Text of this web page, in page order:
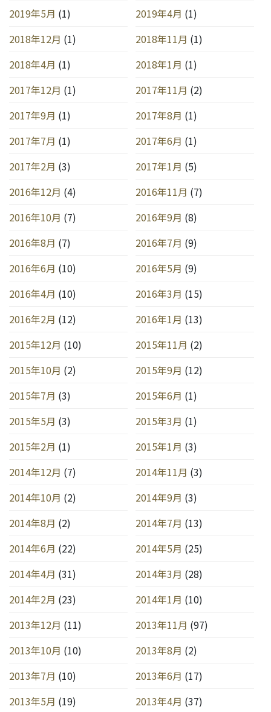
2019年5月 (1) 2019年4月 (1)
2018年12月 (1) 2018年11月 (1)
2018年4月 (1) 2018年1月 (1)
2017年12月 (1) 2017年11月 (2)
2017年9月 (1) 2017年8月 (1)
2017年7月 (1) 2017年6月 (1)
2017年2月 (3) 2017年1月 (5)
2016年12月 (4) 2016年11月 (7)
2016年10月 (7) 2016年9月 (8)
2016年8月 (7) 2016年7月 (9)
2016年6月 (10) 2016年5月 (9)
2016年4月 (10) 2016年3月 (15)
2016年2月 (12) 2016年1月 (13)
2015年12月 (10) 2015年11月 (2)
2015年10月 (2) 2015年9月 (12)
2015年7月 (3) 2015年6月 (1)
2015年5月 (3) 2015年3月 (1)
2015年2月 (1) 2015年1月 (3)
2014年12月 (7) 2014年11月 (3)
2014年10月 (2) 2014年9月 (3)
2014年8月 (2) 2014年7月 (13)
2014年6月 (22) 2014年5月 (25)
2014年4月 (31) 2014年3月 (28)
2014年2月 (23) 2014年1月 (10)
2013年12月 (11) 2013年11月 (97)
2013年10月 (10) 2013年8月 (2)
2013年7月 (10) 2013年6月 (17)
2013年5月 (19) 2013年4月 (37)